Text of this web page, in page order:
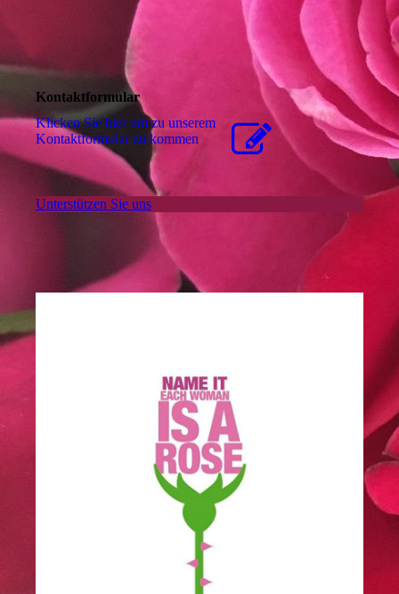
Kontaktformular
Klicken Sie hier um zu unserem
Kon­takt­for­mu­lar zu kommen
Unterstützen Sie uns